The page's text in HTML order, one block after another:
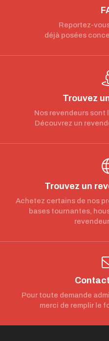
Reportez-
déjà posées
Trouvez
Nos revendeurs sont
Découvrez un
Trouvez un
Achetez certains de nos
bases tournantes,
Pour toute demande
merci de remplir le